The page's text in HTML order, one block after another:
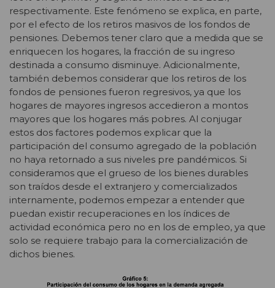
respectivamente. Este fenómeno se explica, en parte,
por el efecto de los retiros masivos de los fondos de
pensiones. Debemos tener claro que a medida que se
enriquecen los hogares, la fracción de su ingreso
destinada a consumo disminuye. Adicionalmente,
también debemos considerar que los retiros de los
fondos de pensiones fueron regresivos, ya que los
hogares de mayores ingresos accedieron a montos
mayores que los hogares más pobres. Al conjugar
estos dos factores podemos explicar que la
participación del consumo agregado de la población
no haya retornado a sus niveles pre pandémicos. Si
consideramos que el grueso de los bienes durables
son traídos desde el extranjero y comercializados
internamente, podemos empezar a entender que
puedan existir recuperaciones en los índices de
actividad económica pero no en los de empleo, ya que
solo se requiere trabajo para la comercialización de
dichos bienes.